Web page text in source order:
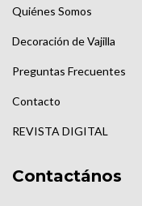
Quiénes Somos
Decoración de Vajilla
Preguntas Frecuentes
Contacto
REVISTA DIGITAL
Contactános